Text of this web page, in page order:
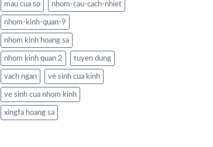
mau cua so nhom-cau-cach-nhiet
nhom-kinh-quan-9
nhom kinh hoang sa
nhom kinh quan 2 tuyen dung
vach ngan ve sinh cua kinh
ve sinh cua nhom kinh
xingfa hoang sa